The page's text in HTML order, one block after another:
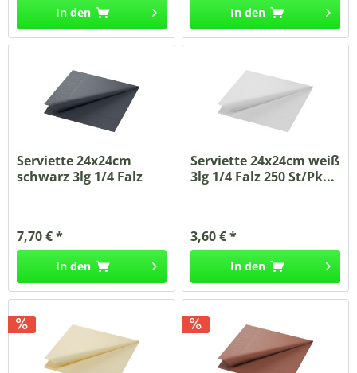
In den In den
Serviette 24x24cm
schwarz 3lg 1/4 Falz
7,70 € *
In den
Serviette 24x24cm weiß
3lg 1/4 Falz 250 St/Pk...
3,60 € *
In den